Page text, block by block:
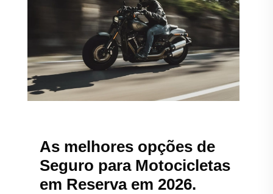
As melhores opções de
Seguro para Motocicletas
em Reserva em 2026.